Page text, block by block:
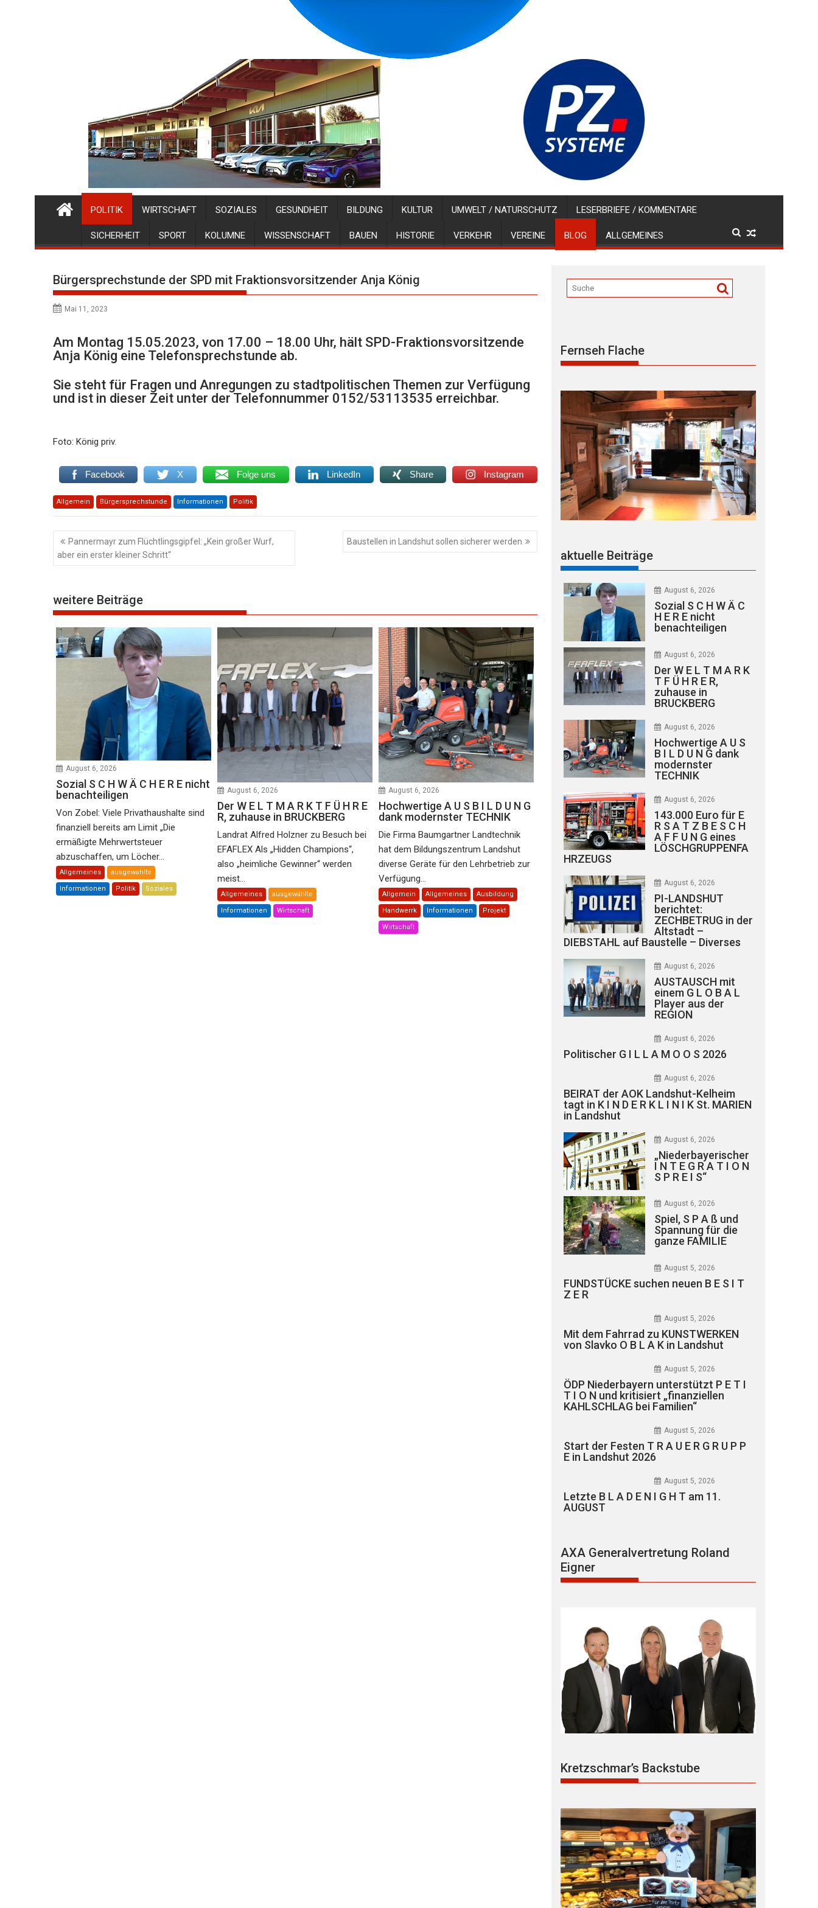
POLITIK WIRTSCHAFT SOZIALES GESUNDHEIT BILDUNG KULTUR UMWELT / NATURSCHUTZ LESERBRIEFE / KOMMENTARE
SICHERHEIT SPORT KOLUMNE WISSENSCHAFT BAUEN HISTORIE VERKEHR VEREINE BLOG ALLGEMEINES
Bürgersprechstunde der SPD mit Fraktionsvorsitzender Anja König
Mai 11, 2023
Am Montag 15.05.2023, von 17.00 – 18.00 Uhr, hält SPD-Fraktionsvorsitzende
Anja König eine Telefonsprechstunde ab.
Sie steht für Fragen und Anregungen zu stadtpolitischen Themen zur Verfügung
und ist in dieser Zeit unter der Telefonnummer 0152/53113535 erreichbar.
Foto: König priv.
Facebook X Folge uns LinkedIn Share Instagram
Allgemein Bürgersprechstunde Informationen Politik
Beitragsnavigation
Pannermayr zum Flüchtlingsgipfel: „Kein großer Wurf,
aber ein erster kleiner Schritt“
Baustellen in Landshut sollen sicherer werden
weitere Beiträge
August 6, 2026
Sozial S C H W Ä C H E R E nicht
benachteiligen
Von Zobel: Viele Privathaushalte sind
finanziell bereits am Limit „Die
ermäßigte Mehrwertsteuer
abzuschaffen, um Löcher...
Allgemeines ausgewählte
Informationen Politik Soziales
August 6, 2026
Der W E L T M A R K T F Ü H R E
R, zuhause in BRUCKBERG
Landrat Alfred Holzner zu Besuch bei
EFAFLEX Als „Hidden Champions“,
also „heimliche Gewinner“ werden
meist...
Allgemeines ausgewählte
Informationen Wirtschaft
August 6, 2026
Hochwertige A U S B I L D U N G
dank modernster TECHNIK
Die Firma Baumgartner Landtechnik
hat dem Bildungszentrum Landshut
diverse Geräte für den Lehrbetrieb zur
Verfügung...
Allgemein Allgemeines Ausbildung
Handwerrk Informationen Projekt
Wirtschaft
Fernseh Flache
aktuelle Beiträge
August 6, 2026
Sozial S C H W Ä C
H E R E nicht
benachteiligen
August 6, 2026
Der W E L T M A R K
T F Ü H R E R,
zuhause in
BRUCKBERG
August 6, 2026
Hochwertige A U S
B I L D U N G dank
modernster
TECHNIK
August 6, 2026
143.000 Euro für E
R S A T Z B E S C H
A F F U N G eines
LÖSCHGRUPPENFA
HRZEUGS
August 6, 2026
PI-LANDSHUT
berichtet:
ZECHBETRUG in der
Altstadt –
DIEBSTAHL auf Baustelle – Diverses
August 6, 2026
AUSTAUSCH mit
einem G L O B A L
Player aus der
REGION
August 6, 2026
Politischer G I L L A M O O S 2026
August 6, 2026
BEIRAT der AOK Landshut-Kelheim
tagt in K I N D E R K L I N I K St. MARIEN
in Landshut
August 6, 2026
„Niederbayerischer
I N T E G R A T I O N
S P R E I S“
August 6, 2026
Spiel, S P A ß und
Spannung für die
ganze FAMILIE
August 5, 2026
FUNDSTÜCKE suchen neuen B E S I T
Z E R
August 5, 2026
Mit dem Fahrrad zu KUNSTWERKEN
von Slavko O B L A K in Landshut
August 5, 2026
ÖDP Niederbayern unterstützt P E T I
T I O N und kritisiert „finanziellen
KAHLSCHLAG bei Familien“
August 5, 2026
Start der Festen T R A U E R G R U P P
E in Landshut 2026
August 5, 2026
Letzte B L A D E N I G H T am 11.
AUGUST
AXA Generalvertretung Roland
Eigner
Kretzschmar’s Backstube